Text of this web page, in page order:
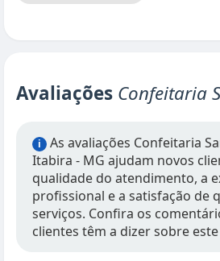
Avaliações Confeitaria
i
As avaliações Confeitaria
Itabira - MG ajudam novos
qualidade do atendimento, a
profissional e a satisfação de
serviços. Confira os
clientes têm a dizer sobre